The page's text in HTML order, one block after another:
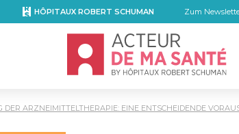
HÔPITAUX ROBERT SCHUMAN Zum
Accueil - Acteur de ma santé,
DER ARZNEIMITTELTHERAPIE: EINE ENTSCHEIDENDE